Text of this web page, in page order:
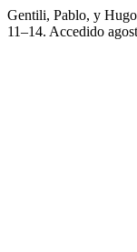
Gentili, Pablo, y
11–14. Accedido